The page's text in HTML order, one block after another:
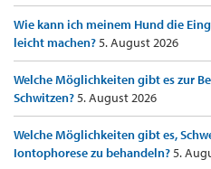
Wie kann ich meinem Hund die
leicht machen?5. August 2026
Welche Möglichkeiten gibt es zur
Schwitzen?5. August 2026
Welche Möglichkeiten gibt es,
Iontophorese zu behandeln?5.